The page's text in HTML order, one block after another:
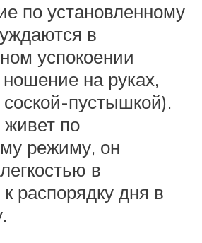
по установленному
в
успокоении
на руках,
пустышкой).
по
режиму, он
в
распорядку дня в